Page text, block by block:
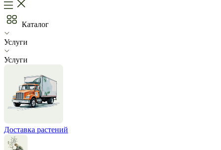
Каталог
Услуги
Услуги
Доставка растений